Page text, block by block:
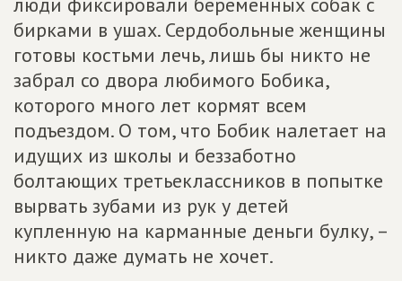
бирками в ушах. Сердобольные женщины
готовы костьми лечь, лишь бы никто не
забрал со двора любимого Бобика,
которого много лет кормят всем
подъездом. О том, что Бобик налетает на
идущих из школы и беззаботно
болтающих третьеклассников в попытке
вырвать зубами из рук у детей
купленную на карманные деньги булку, –
никто даже думать не хочет.